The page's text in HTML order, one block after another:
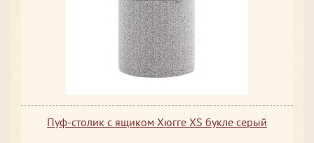
Пуф-столик с ящиком Хюгге XS букле серый